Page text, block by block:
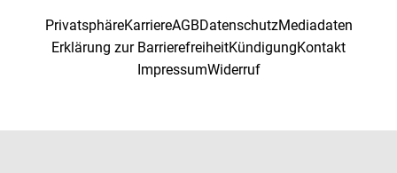
PrivatsphäreKarriereAGBDatenschutzMediadaten
Erklärung zur BarrierefreiheitKündigungKontakt
ImpressumWiderruf